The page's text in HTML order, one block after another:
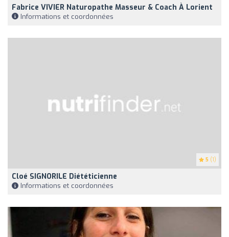
Fabrice VIVIER Naturopathe Masseur & Coach À Lorient
Informations et coordonnées
5 (1)
Cloé SIGNORILE Diététicienne
Informations et coordonnées